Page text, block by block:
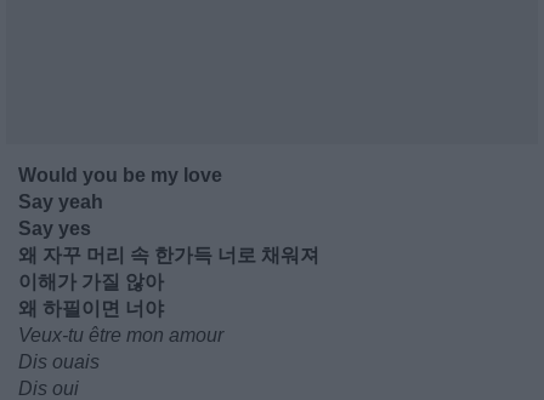
Would you be my love
Say yeah
Say yes
왜 자꾸 머리 속 한가득 너로 채워져
이해가 가질 않아
왜 하필이면 너야
Veux-tu être mon amour
Dis ouais
Dis oui